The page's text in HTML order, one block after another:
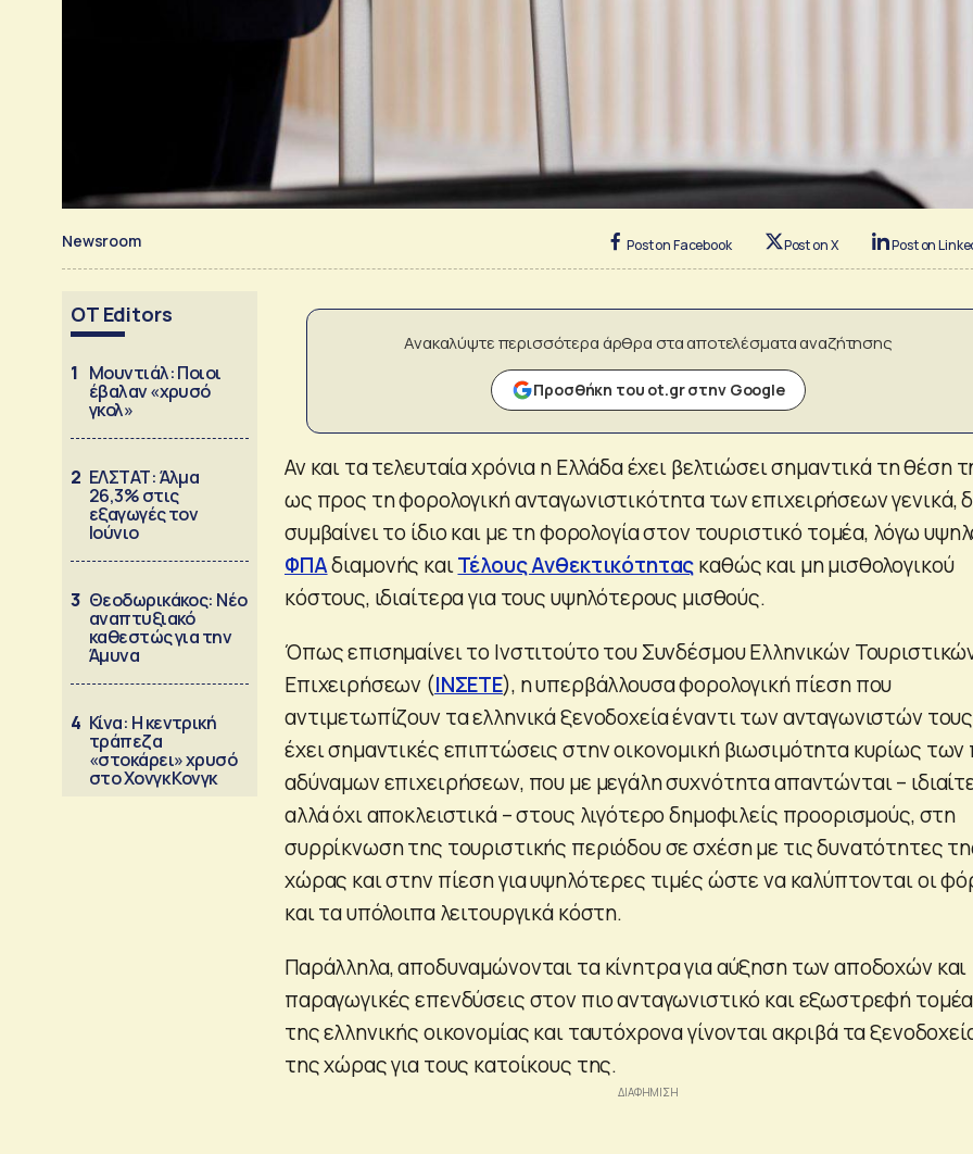
Newsroom Post on Facebook Post on X Post on
OT Editors
1 Μουντιάλ: Ποιοι
έβαλαν «χρυσό
γκολ»
2 ΕΛΣΤΑΤ: Άλμα
26,3% στις
εξαγωγές τον
Ιούνιο
3 Θεοδωρικάκος: Νέο
αναπτυξιακό
καθεστώς για την
Άμυνα
4 Κίνα: Η κεντρική
τράπεζα
«στοκάρει» χρυσό
στο Χονγκ Κονγκ
Ανακαλύψτε περισσότερα άρθρα στα αποτελέσματα αναζήτησης
Προσθήκη του ot.gr στην Google
Αν και τα τελευταία χρόνια η Ελλάδα έχει βελτιώσει σημαντικά τη θέση
ως προς τη φορολογική ανταγωνιστικότητα των επιχειρήσεων γενικά,
συμβαίνει το ίδιο και με τη φορολογία στον τουριστικό τομέα, λόγω
ΦΠΑδιαμονής καιΤέλους Ανθεκτικότηταςκαθώς και μη μισθολογικού
κόστους, ιδιαίτερα για τους υψηλότερους μισθούς.
Όπως επισημαίνει το Ινστιτούτο του Συνδέσμου Ελληνικών
Επιχειρήσεων (ΙΝΣΕΤΕ), η υπερβάλλουσα φορολογική πίεση που
αντιμετωπίζουν τα ελληνικά ξενοδοχεία έναντι των ανταγωνιστών τους
έχει σημαντικές επιπτώσεις στην οικονομική βιωσιμότητα κυρίως των
αδύναμων επιχειρήσεων, που με μεγάλη συχνότητα απαντώνται –
αλλά όχι αποκλειστικά – στους λιγότερο δημοφιλείς προορισμούς, στη
συρρίκνωση της τουριστικής περιόδου σε σχέση με τις δυνατότητες
χώρας και στην πίεση για υψηλότερες τιμές ώστε να καλύπτονται οι
και τα υπόλοιπα λειτουργικά κόστη.
Παράλληλα, αποδυναμώνονται τα κίνητρα για αύξηση των αποδοχών και
παραγωγικές επενδύσεις στον πιο ανταγωνιστικό και εξωστρεφή τομέα
της ελληνικής οικονομίας και ταυτόχρονα γίνονται ακριβά τα
της χώρας για τους κατοίκους της.